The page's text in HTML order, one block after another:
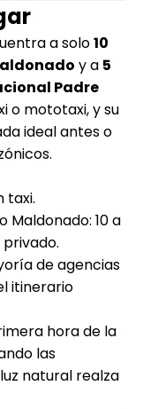
a solo10
y a 5
Padre
o mototaxi, y su
ideal antes o
taxi.
Maldonado: 10 a
de agencias
itinerario
hora de la
las
natural realza